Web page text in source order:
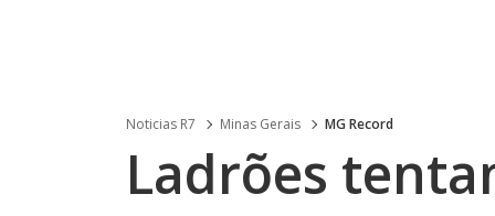
Noticias R7 Minas Gerais MG Record
Ladrões